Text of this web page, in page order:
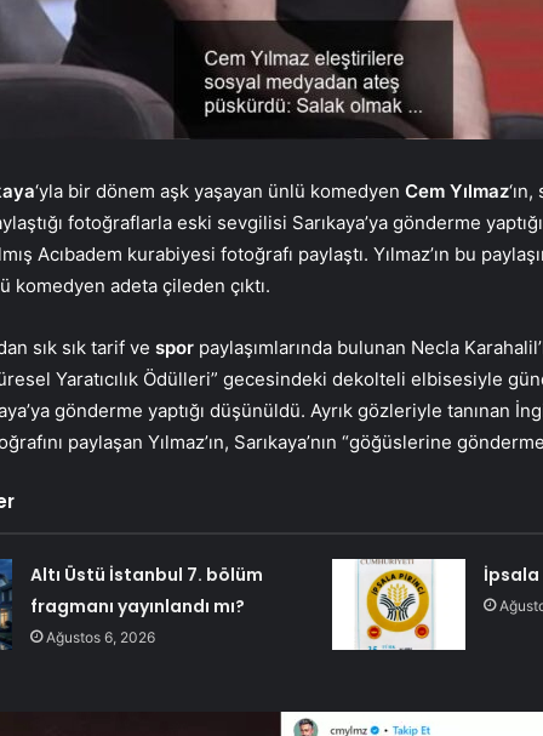
‘yla bir dönem aşk yaşayan ünlü komedyen Cem Yılmaz
fotoğraflarla eski sevgilisi Sarıkaya’ya gönderme
Acıbadem kurabiyesi fotoğrafı paylaştı. Yılmaz’ın bu
komedyen adeta çileden çıktı.
sık sık tarif ve spor paylaşımlarında bulunan Necla
Yaratıcılık Ödülleri” gecesindeki dekolteli elbisesiyle
gönderme yaptığı düşünüldü. Ayrık gözleriyle tanınan
paylaşan Yılmaz’ın, Sarıkaya’nın “göğüslerine
Altı Üstü İstanbul 7. bölüm
fragmanı yayınlandı mı?
Ağustos 6, 2026